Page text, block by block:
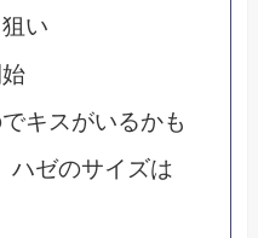
い
キスがいるかも
ハゼのサイズは